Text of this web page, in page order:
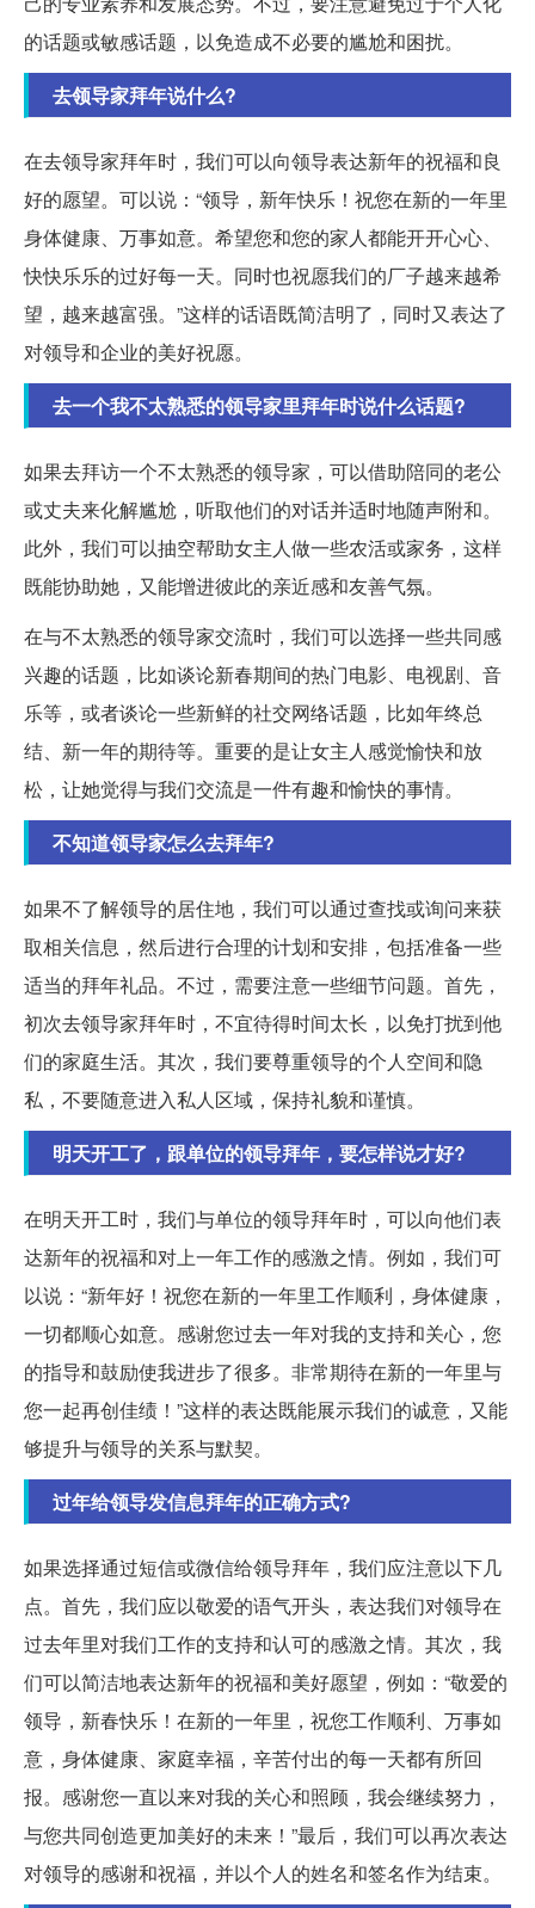
的话题或敏感话题，以免造成不必要的尴尬和困扰。
去领导家拜年说什么?
在去领导家拜年时，我们可以向领导表达新年的祝福和良
好的愿望。可以说：“领导，新年快乐！祝您在新的一年里
身体健康、万事如意。希望您和您的家人都能开开心心、
快快乐乐的过好每一天。同时也祝愿我们的厂子越来越希
望，越来越富强。”这样的话语既简洁明了，同时又表达了
对领导和企业的美好祝愿。
去一个我不太熟悉的领导家里拜年时说什么话题?
如果去拜访一个不太熟悉的领导家，可以借助陪同的老公
或丈夫来化解尴尬，听取他们的对话并适时地随声附和。
此外，我们可以抽空帮助女主人做一些农活或家务，这样
既能协助她，又能增进彼此的亲近感和友善气氛。
在与不太熟悉的领导家交流时，我们可以选择一些共同感
兴趣的话题，比如谈论新春期间的热门电影、电视剧、音
乐等，或者谈论一些新鲜的社交网络话题，比如年终总
结、新一年的期待等。重要的是让女主人感觉愉快和放
松，让她觉得与我们交流是一件有趣和愉快的事情。
不知道领导家怎么去拜年?
如果不了解领导的居住地，我们可以通过查找或询问来获
取相关信息，然后进行合理的计划和安排，包括准备一些
适当的拜年礼品。不过，需要注意一些细节问题。首先，
初次去领导家拜年时，不宜待得时间太长，以免打扰到他
们的家庭生活。其次，我们要尊重领导的个人空间和隐
私，不要随意进入私人区域，保持礼貌和谨慎。
明天开工了，跟单位的领导拜年，要怎样说才好?
在明天开工时，我们与单位的领导拜年时，可以向他们表
达新年的祝福和对上一年工作的感激之情。例如，我们可
以说：“新年好！祝您在新的一年里工作顺利，身体健康，
一切都顺心如意。感谢您过去一年对我的支持和关心，您
的指导和鼓励使我进步了很多。非常期待在新的一年里与
您一起再创佳绩！”这样的表达既能展示我们的诚意，又能
够提升与领导的关系与默契。
过年给领导发信息拜年的正确方式?
如果选择通过短信或微信给领导拜年，我们应注意以下几
点。首先，我们应以敬爱的语气开头，表达我们对领导在
过去年里对我们工作的支持和认可的感激之情。其次，我
们可以简洁地表达新年的祝福和美好愿望，例如：“敬爱的
领导，新春快乐！在新的一年里，祝您工作顺利、万事如
意，身体健康、家庭幸福，辛苦付出的每一天都有所回
报。感谢您一直以来对我的关心和照顾，我会继续努力，
与您共同创造更加美好的未来！”最后，我们可以再次表达
对领导的感谢和祝福，并以个人的姓名和签名作为结束。